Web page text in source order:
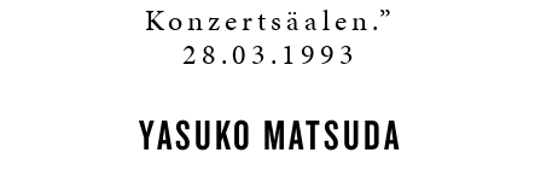
Konzertsäalen.”
28.03.1993
YASUKO MATSUDA